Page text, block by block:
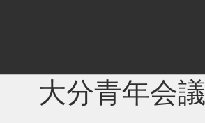
大分青年会